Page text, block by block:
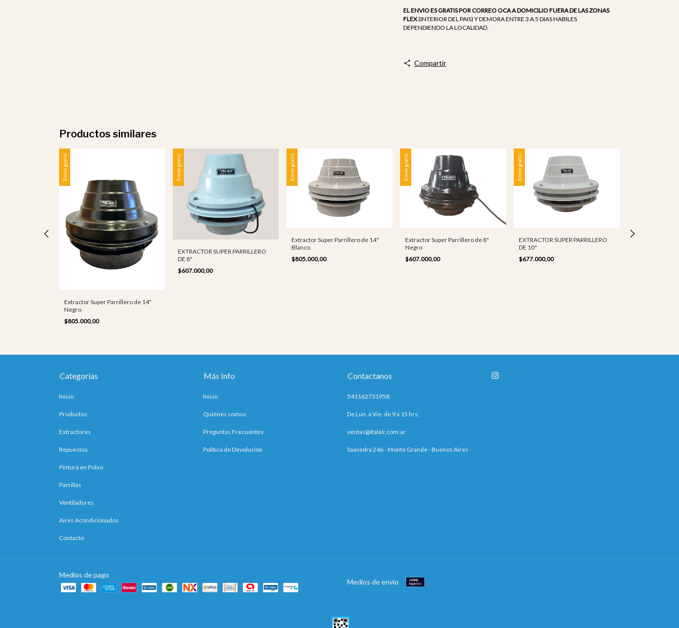
EL ENVIO ES GRATIS POR CORREO OCA A DOMICILIO FUERA DE LAS ZONAS
FLEX(INTERIOR DEL PAIS) Y DEMORA ENTRE 3 A 5 DIAS HABILES
DEPENDIENDO LA LOCALIDAD.
Compartir
Productos similares
Envío gratis
Extractor Super Parrillero de 14"
Negro
$805.000,00
Envío gratis
EXTRACTOR SUPER PARRILLERO
DE 8"
$607.000,00
Envío gratis
Extractor Super Parrillero de 14"
Blanco
$805.000,00
Envío gratis
Extractor Super Parrillero de 8"
Negro
$607.000,00
Envío gratis
EXTRACTOR SUPER PARRILLERO
DE 10"
$677.000,00
Categorías
Inicio
Productos
Extractores
Repuestos
Pintura en Polvo
Parrillas
Ventiladores
Aires Acondicionados
Contacto
Más Info
Inicio
Quiénes somos
Preguntas Frecuentes
Política de Devolución
Contactanos
541162731958
De Lun. a Vie. de 9 a 15 hrs.
ventas@italair.com.ar
Saavedra 246 - Monte Grande - Buenos Aires
Medios de pago
Medios de envío